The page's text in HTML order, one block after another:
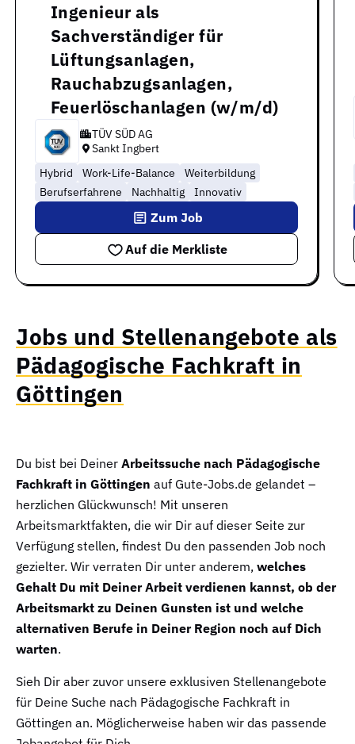
Ingenieur als
Sachverständiger für
Lüftungsanlagen,
Rauchabzugsanlagen,
Feuerlöschanlagen (w/m/d)
TÜV SÜD AG
Sankt Ingbert
Hybrid
Work-Life-Balance
Weiterbildung
Berufserfahrene
Nachhaltig Innovativ
Auf die Merkliste
Zum Job
Jobs und Stellenangebote als
Pädagogische Fachkraft in
Göttingen
Du bist bei Deiner Arbeitssuche nach Pädagogische
Fachkraft in Göttingen auf Gute-Jobs.de gelandet –
herzlichen Glückwunsch! Mit unseren
Arbeitsmarktfakten, die wir Dir auf dieser Seite zur
Verfügung stellen, findest Du den passenden Job noch
gezielter. Wir verraten Dir unter anderem, welches
Gehalt Du mit Deiner Arbeit verdienen kannst, ob der
Arbeitsmarkt zu Deinen Gunsten ist und welche
alternativen Berufe in Deiner Region noch auf Dich
warten.
Sieh Dir aber zuvor unsere exklusiven Stellenangebote
für Deine Suche nach Pädagogische Fachkraft in
Göttingen an. Möglicherweise haben wir das passende